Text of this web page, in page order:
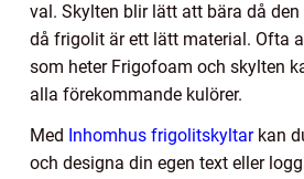
val. Skylten blir lätt att bära då
då frigolit är ett lätt material. Ofta
som heter Frigofoam och skylten
alla förekommande kulörer.
Med Inhomhus frigolitskyltar kan
och designa din egen text eller